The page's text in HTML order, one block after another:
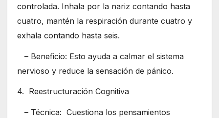
controlada. Inhala por la nariz contando hasta
cuatro, mantén la respiración durante cuatro y
exhala contando hasta seis.
– Beneficio: Esto ayuda a calmar el sistema
nervioso y reduce la sensación de pánico.
4. Reestructuración Cognitiva
– Técnica: Cuestiona los pensamientos